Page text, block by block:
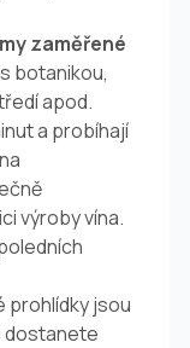
zaměřené
botanikou,
apod.
a probíhají
výroby vína.
prohlídky jsou
dostanete